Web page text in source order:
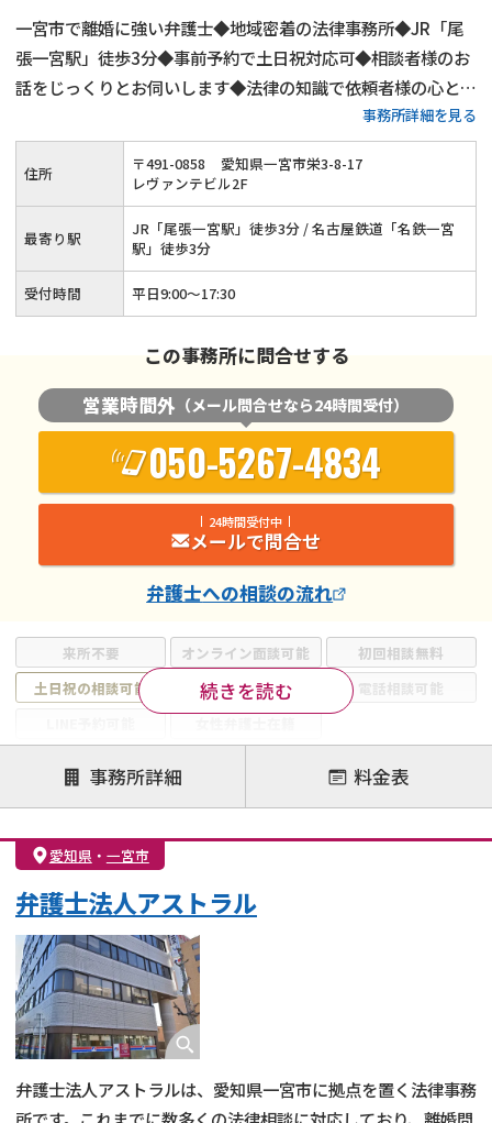
一宮市で離婚に強い弁護士◆地域密着の法律事務所◆JR「尾
張一宮駅」徒歩3分◆事前予約で土日祝対応可◆相談者様のお
話をじっくりとお伺いします◆法律の知識で依頼者様の心と権
事務所詳細を見る
来所不要 オンライン面談可能
初回相談無料
土日祝の相談可能
19時以降電話可能
電話相談可能
注力案件
離婚前相談
離婚調停
離婚裁判
親権・面会交流権
DV
モラハラ
不貞・不倫慰謝料請求
財産分与
内縁の夫婦
続きを読む
住所 〒491-0858
愛知県一宮市栄3-8-17
レヴァンテビル2F
最寄り駅
JR「尾張一宮駅」徒歩3分 / 名古屋鉄道「名鉄一宮
駅」徒歩3分
受付時間 平日9:00〜17:30
この事務所に問合せする
営業時間外 （メール問合せなら24時間受付）
050-5267-4834
24時間受付中
メールで問合せ
弁護士への相談の流れ
事務所詳細 料金表
愛知県 ・ 一宮市
弁護士法人アストラル
弁護士法人アストラルは、愛知県一宮市に拠点を置く法律事務